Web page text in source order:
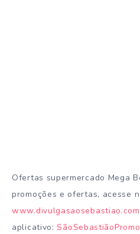
Ofertas supermercado Mega
promoções e ofertas, acesse
aplicativo: